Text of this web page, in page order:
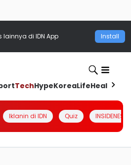
lainnya di IDN App Install
TechHypeKoreaLifeHealth
Iklanin di IDN Quiz INSIDENESIA